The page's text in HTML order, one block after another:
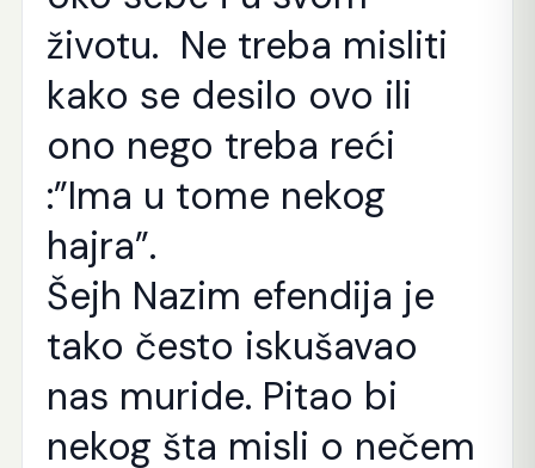
životu. Ne treba misliti
kako se desilo ovo ili
ono nego treba reći
:”Ima u tome nekog
hajra”.
Šejh Nazim efendija je
tako često iskušavao
nas muride. Pitao bi
nekog šta misli o nečem